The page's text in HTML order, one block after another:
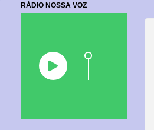
RÁDIO NOSSA VOZ